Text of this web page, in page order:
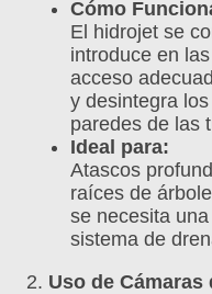
Cómo
El hidrojet se
introduce en
acceso
y desintegra
paredes de las
Ideal para:
Atascos
raíces de
se necesita
sistema de
2. Uso de